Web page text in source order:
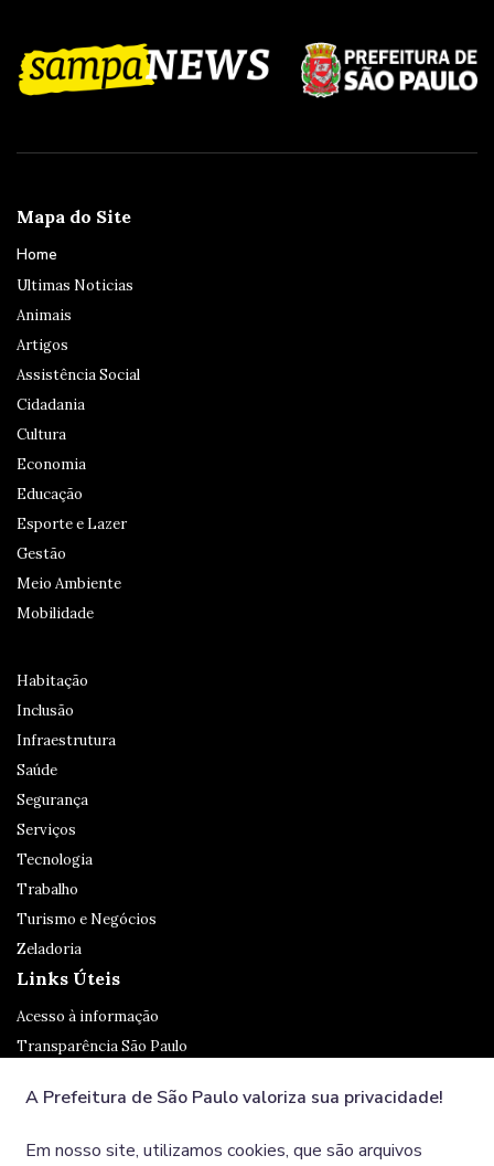
Mapa do Site
Home
Ultimas Noticias
Animais
Artigos
Assistência Social
Cidadania
Cultura
Economia
Educação
Esporte e Lazer
Gestão
Meio Ambiente
Mobilidade
Habitação
Inclusão
Infraestrutura
Saúde
Segurança
Serviços
Tecnologia
Trabalho
Turismo e Negócios
Zeladoria
Links Úteis
Acesso à informação
Transparência São Paulo
Ouvidoria
A Prefeitura de São Paulo valoriza sua privacidade!
Em nosso site, utilizamos cookies, que são arquivos